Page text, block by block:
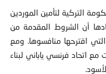
التركية لتأمين الموردين
أن الشروط المقدمة من
اقترحها منافسوها. ومع
اتحاد فرنسي ياباني لبناء